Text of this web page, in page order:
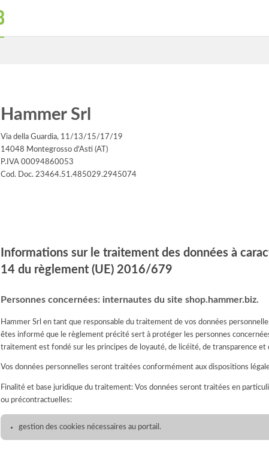
Hammer Srl
Via della Guardia, 11/13/15/17/19
14048 Montegrosso d'Asti (AT)
P.IVA 00094860053
Cod. Doc. 23464.51.485029.2945074
Informations sur le traitement des données à
14 du règlement (UE) 2016/679
Personnes concernées: internautes du site shop.hammer.biz.
Hammer Srl en tant que responsable du traitement de vos données
êtes informé que le règlement précité sert à protéger les personnes
traitement est fondé sur les principes de loyauté, de licéité, de transparence
Vos données personnelles seront traitées conformément aux dispositions
Finalité et base juridique du traitement: Vos données seront traitées en
ou précontractuelles:
gestion des cookies nécessaires au portail.